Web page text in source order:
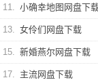
11. 小确幸地图网盘下
13. 女伶们网盘下载
15. 新婚燕尔网盘下载
17. 主流网盘下载